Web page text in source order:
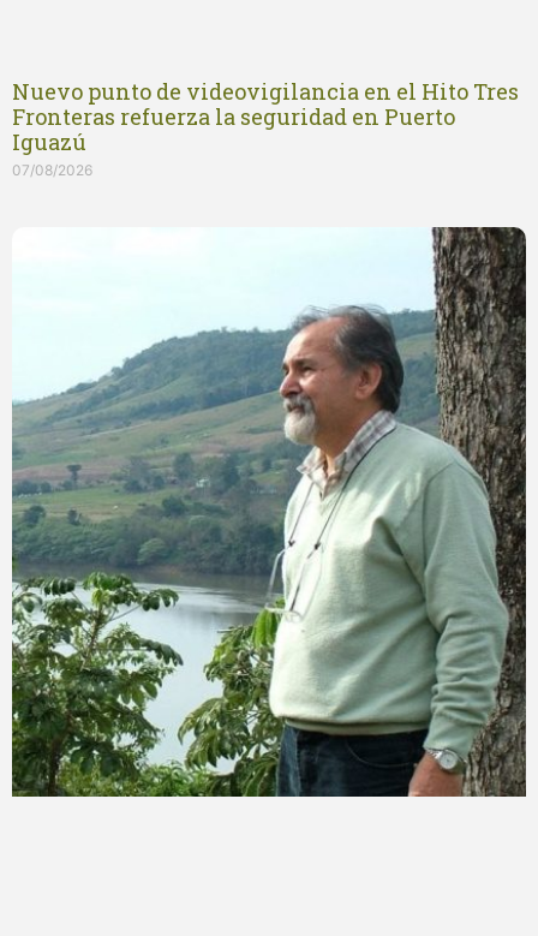
Nuevo punto de videovigilancia en el Hito Tres
Fronteras refuerza la seguridad en Puerto
Iguazú
07/08/2026